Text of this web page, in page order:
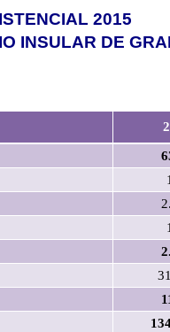
2015
INSULAR DE